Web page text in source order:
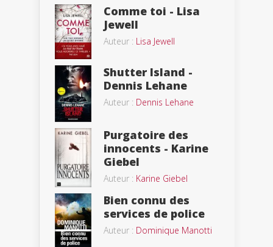
Comme toi - Lisa
Jewell
Auteur : Lisa Jewell
Shutter Island -
Dennis Lehane
Auteur : Dennis Lehane
Purgatoire des
innocents - Karine
Giebel
Auteur : Karine Giebel
Bien connu des
services de police
Auteur : Dominique Manotti